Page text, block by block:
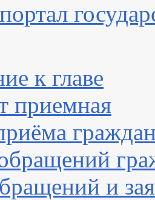
к главе
приемная
и